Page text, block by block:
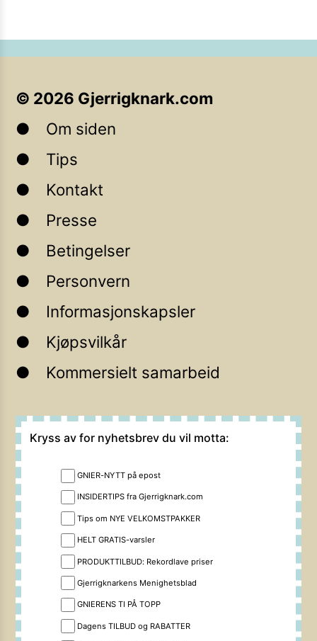
© 2026 Gjerrigknark.com
Om siden
Tips
Kontakt
Presse
Betingelser
Personvern
Informasjonskapsler
Kjøpsvilkår
Kommersielt samarbeid
Kryss av for nyhetsbrev du vil motta:
GNIER-NYTT på epost
INSIDERTIPS fra Gjerrigknark.com
Tips om NYE VELKOMSTPAKKER
HELT GRATIS-varsler
PRODUKTTILBUD: Rekordlave priser
Gjerrigknarkens Menighetsblad
GNIERENS TI PÅ TOPP
Dagens TILBUD og RABATTER